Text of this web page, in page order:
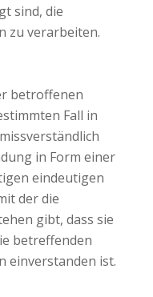
sind, die
zu verarbeiten.
betroffenen
Fall in
in Form einer
eindeutigen
der die
gibt, dass sie
betreffenden
einverstanden ist.